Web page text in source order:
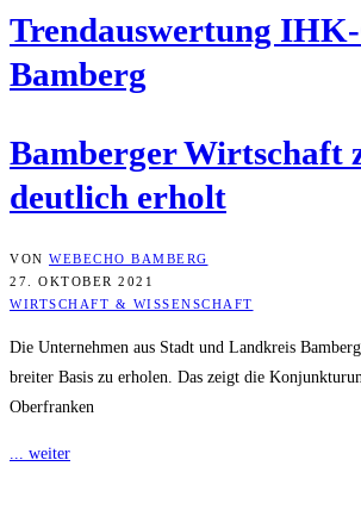
Trend­aus­wer­tung
Bamberg
Bam­ber­ger Wirt­schaft
deut­lich erholt
VON WEBECHO BAMBERG
27. OKTOBER 2021
WIRTSCHAFT & WISSENSCHAFT
Die Unternehmen aus Stadt und Landkreis
breiter Basis zu erholen. Das zeigt die
Oberfranken
... weiter